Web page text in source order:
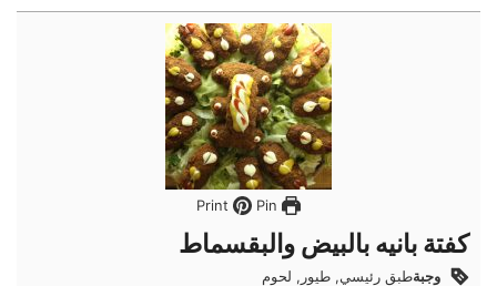
Pin
كفتة بانيه بالبيض والبقسماط
وجبةطبق رئيسي, طيور, لحوم